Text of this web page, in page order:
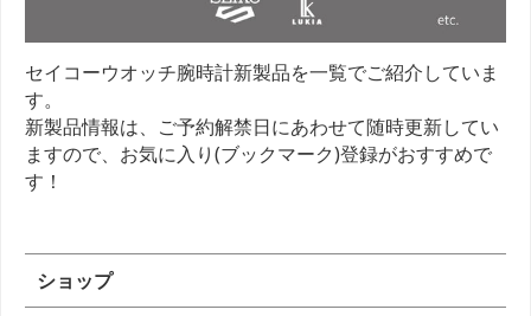
セイコーウオッチ腕時計新製品を一覧でご紹介していま
す。
新製品情報は、ご予約解禁日にあわせて随時更新してい
ますので、お気に入り(ブックマーク)登録がおすすめで
す！
ショップ